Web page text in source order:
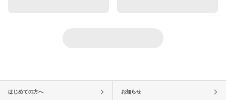
はじめての方へ お知らせ